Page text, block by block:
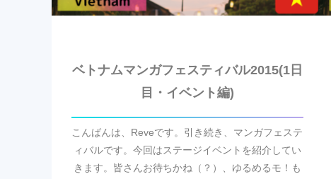
ベトナムマンガフェスティバル2015(1日
目・イベント編)
こんばんは、Reveです。引き続き、マンガフェステ
ィバルです。今回はステージイベントを紹介してい
きます。皆さんお待ちかね（？）、ゆるめるモ！も